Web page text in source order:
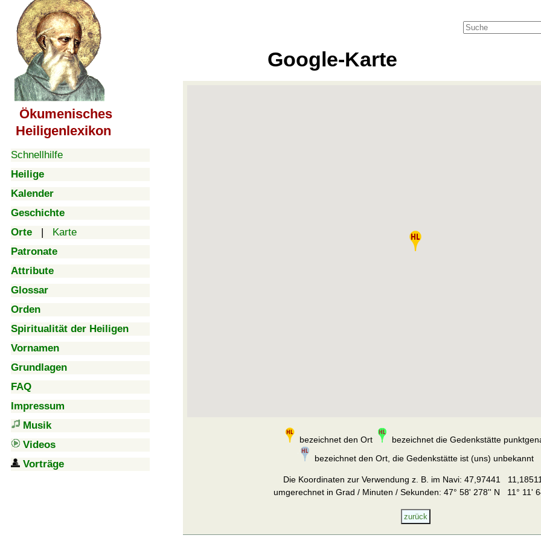
Ökumenisches
Heiligenlexikon
Schnellhilfe
Heilige
Kalender
Geschichte
Orte | Karte
Patronate
Attribute
Glossar
Orden
Spiritualität der Heiligen
Vornamen
Grundlagen
FAQ
Impressum
Musik
Videos
Vorträge
Google-Karte
bezeichnet den Ort
bezeichnet die Gedenkstätte
bezeichnet den Ort, die Gedenkstätte ist (uns) unbekannt
Die Koordinaten zur Verwendung z. B. im Navi: 47,97441
umgerechnet in Grad / Minuten / Sekunden: 47° 58' 278'' N 11° 11'